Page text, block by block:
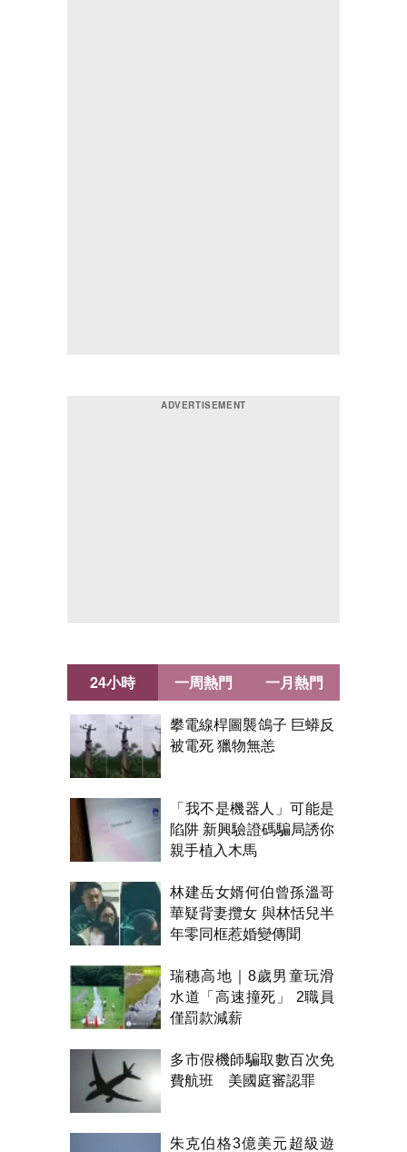
24小時
攀電線桿圖襲鴿子 巨蟒反
被電死 獵物無恙
「我不是機器人」可能是
陷阱 新興驗證碼騙局誘你
親手植入木馬
林建岳女婿何伯曾孫溫哥
華疑背妻攬女 與林恬兒半
年零同框惹婚變傳聞
瑞穗高地｜8歲男童玩滑
水道「高速撞死」 2職員
僅罰款減薪
多市假機師騙取數百次免
費航班 美國庭審認罪
朱克伯格3億美元超級遊
一周熱門 一月熱門